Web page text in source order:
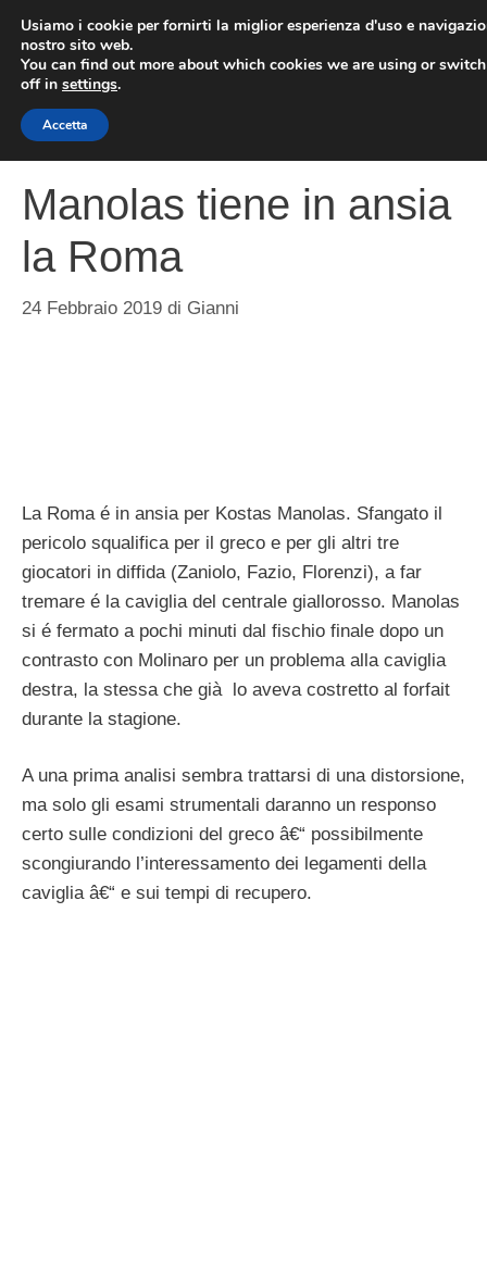
contenuto
Manolas tiene in ansia
la Roma
24 Febbraio 2019 di Gianni
La Roma é in ansia per Kostas Manolas. Sfangato il
pericolo squalifica per il greco e per gli altri tre
giocatori in diffida (Zaniolo, Fazio, Florenzi), a far
tremare é la caviglia del centrale giallorosso. Manolas
si é fermato a pochi minuti dal fischio finale dopo un
contrasto con Molinaro per un problema alla caviglia
destra, la stessa che già lo aveva costretto al forfait
durante la stagione.
A una prima analisi sembra trattarsi di una distorsione,
ma solo gli esami strumentali daranno un responso
certo sulle condizioni del greco â€“ possibilmente
scongiurando l’interessamento dei legamenti della
caviglia â€“ e sui tempi di recupero.
Usiamo i cookie per fornirti la miglior esperienza d'uso e
nostro sito web.
You can find out more about which cookies we are using or
off in settings.
Accetta